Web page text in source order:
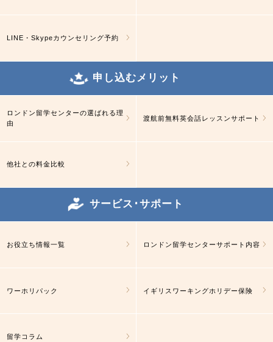
LINE・Skypeカウンセリング予約
申し込むメリット
ロンドン留学センターの選ばれる理
由
渡航前無料英会話レッスンサポート
他社との料金比較
サービス･サポート
お役立ち情報一覧 ロンドン留学センターサポート内容
ワーホリパック イギリスワーキングホリデー保険
留学コラム